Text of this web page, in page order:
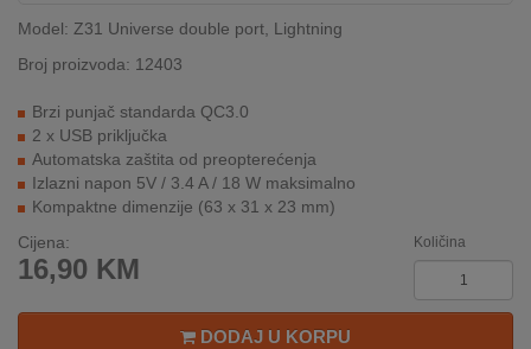
I
SERVIS
O
NAMA
KATALOZI
KAKO
KUPITI?
KUPOVINA
Model: Z31 Universe double port, Lightning
Broj proizvoda: 12403
Brzi punjač standarda QC3.0
2 x USB priključka
Automatska zaštita od preopterećenja
Izlazni napon 5V / 3.4 A / 18 W maksimalno
Kompaktne dimenzije (63 x 31 x 23 mm)
Cijena:
16,90 KM
Količina
DODAJ U KORPU